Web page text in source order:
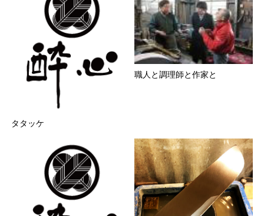
タタッケ
職人と調理師と作家と